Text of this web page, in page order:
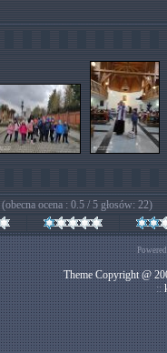
(obecna ocena : 0.5 / 5 głosów: 22)
Theme Copyright @
::